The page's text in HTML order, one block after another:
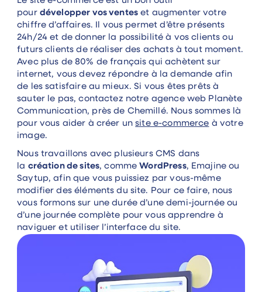
pour développer vos ventes et augmenter votre
chiffre d’affaires. Il vous permet d’être présents
24h/24 et de donner la possibilité à vos clients ou
futurs clients de réaliser des achats à tout moment.
Avec plus de 80% de français qui achètent sur
internet, vous devez répondre à la demande afin
de les satisfaire au mieux. Si vous êtes prêts à
sauter le pas, contactez notre agence web Planète
Communication, près de Chemillé. Nous sommes là
pour vous aider à créer unsite e-commerce à votre
image.
Nous travaillons avec plusieurs CMS dans
la création de sites, commeWordPress, Emajine ou
Saytup, afin que vous puissiez par vous-même
modifier des éléments du site. Pour ce faire, nous
vous formons sur une durée d’une demi-journée ou
d’une journée complète pour vous apprendre à
naviguer et utiliser l’interface du site.